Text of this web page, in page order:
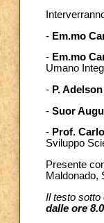
- Em.mo
- Em.mo
Umano
- P.
- Suor
- Prof.
Sviluppo
Presente
Maldonado,
Il testo sotto
dalle ore